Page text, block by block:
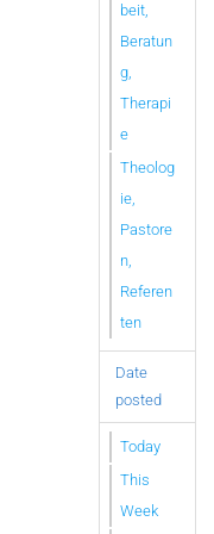
beit,
Beratun
g,
Therapi
e
Theolog
ie,
Pastore
n,
Referen
ten
Date
posted
Today
This
Week